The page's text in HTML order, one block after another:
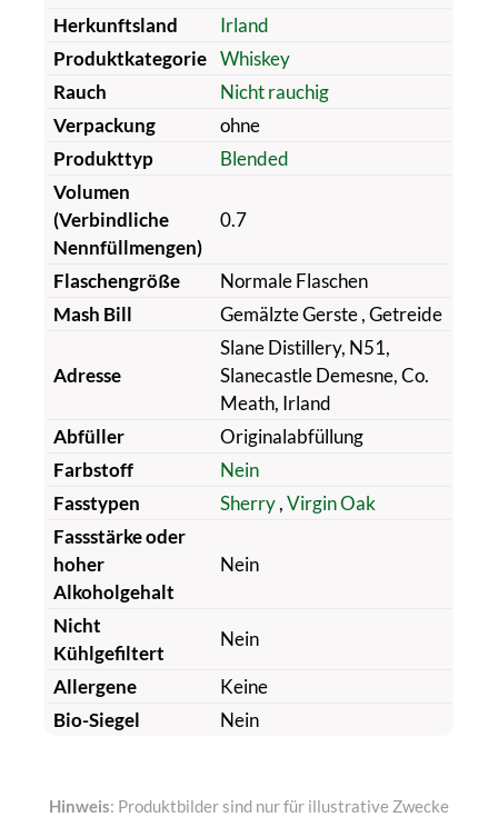
Herkunftsland
Irland
Produktkategorie Whiskey
Rauch
Nicht rauchig
Verpackung
ohne
Produkttyp
Blended
Volumen
(Verbindliche
Nennfüllmengen)
0.7
Flaschengröße
Normale Flaschen
Mash Bill
Gemälzte Gerste, Getreide
Adresse
Slane Distillery, N51,
Slanecastle Demesne, Co.
Meath, Irland
Abfüller
Originalabfüllung
Farbstoff
Nein
Fasstypen
Sherry,Virgin Oak
Fassstärke oder
hoher
Alkoholgehalt
Nein
Nicht
Kühlgefiltert
Nein
Allergene
Keine
Bio-Siegel
Nein
Hinweis: Produktbilder sind nur für illustrative Zwecke